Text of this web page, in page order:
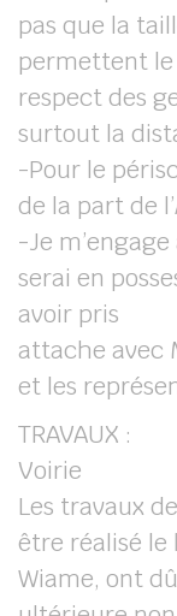
pas que la
permettent le
respect des
surtout la
-Pour le
de la part de
-Je
serai en
avoir pris
attache avec
et les
TRAVAUX :
Voirie
Les travaux
être réalisé le
Wiame, ont